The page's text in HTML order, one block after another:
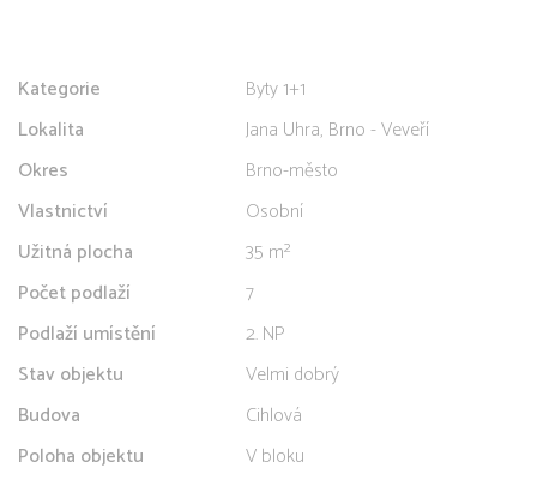
Kategorie
Byty 1+1
Lokalita
Jana Uhra, Brno - Veveří
Okres
Brno-město
Vlastnictví
Osobní
Užitná plocha
35 m²
Počet podlaží
7
Podlaží umístění
2. NP
Stav objektu
Velmi dobrý
Budova
Cihlová
Poloha objektu
V bloku